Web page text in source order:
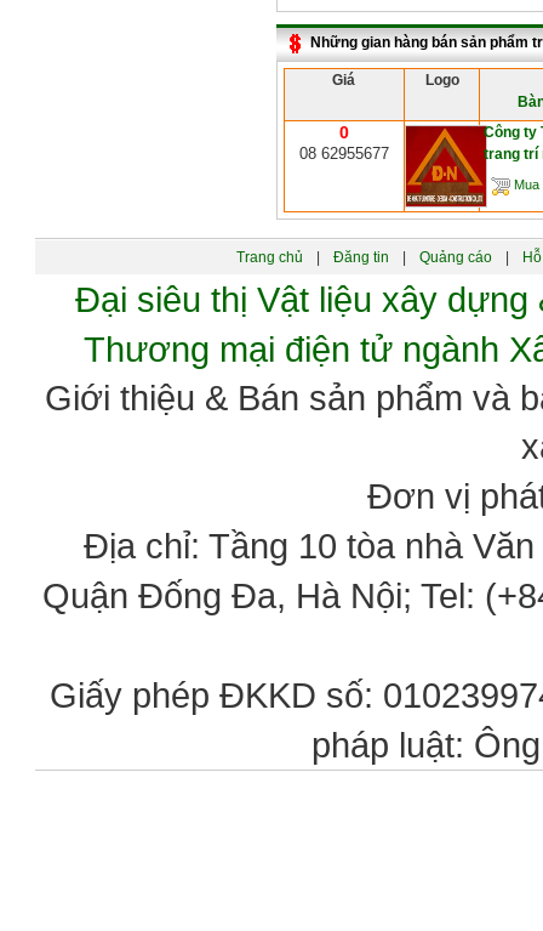
Những gian hàng bán sản phẩm
Giá
Logo
0
08 62955677
Công ty
trang trí
Mua
Trang chủ Đăng tin Quảng cáo
Đại siêu thị Vật liệu xây
Thương mại điện tử ngành
Giới thiệu & Bán sản phẩm và
Đơn vị
Địa chỉ: Tầng 10 tòa nhà
Quận Đống Đa, Hà Nội; Tel:
Giấy phép ĐKKD số:
pháp luật: